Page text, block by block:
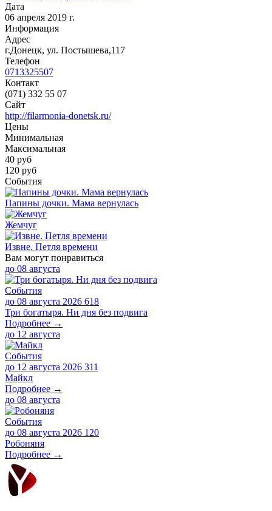
Дата
06 апреля 2019 г.
Информация
Адрес
г.Донецк, ул. Постышева,117
Телефон
0713325507
Контакт
(071) 332 55 07
Сайт
http://filarmonia-donetsk.ru/
Цены
Минимальная
Максимальная
40 руб
120 руб
События
Папины дочки. Мама вернулась
Жемчуг
Извне. Петля времени
Вам могут понравиться
до 08 августа
События
до 08 августа 2026 618
Три богатыря. Ни дня без подвига
Подробнее →
до 12 августа
События
до 12 августа 2026 311
Майкл
Подробнее →
до 08 августа
События
до 08 августа 2026 120
Робоняня
Подробнее →